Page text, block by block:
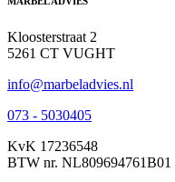
Kloosterstraat 2
5261 CT VUGHT
info@marbeladvies.nl
073 - 5030405
KvK 17236548
BTW nr. NL809694761B01